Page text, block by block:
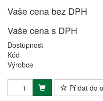
Vaše cena bez DPH
Vaše cena s DPH
Dostupnost
Kód
Výrobce
Přidat do